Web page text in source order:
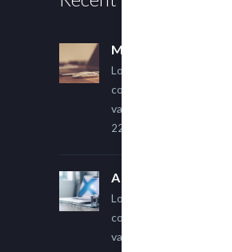
Multi Author Blog
Lorem ipsum dolor sit
consectetur adipiscing
varius ultricies metus.
22 March, 2015
A Simple Image Post
Lorem ipsum dolor sit
consectetur adipiscing
varius ultricies metus.